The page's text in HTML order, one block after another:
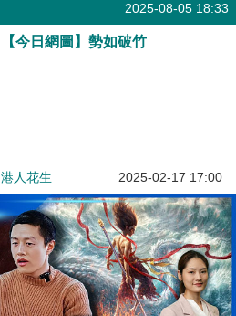
2025-08-05 18:33
【今日網圖】勢如破竹
港人花生 2025-02-17 17:00